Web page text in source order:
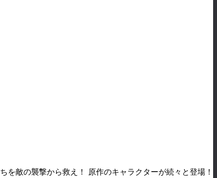
敵の襲撃から救え！ 原作のキャラクターが続々と登場！